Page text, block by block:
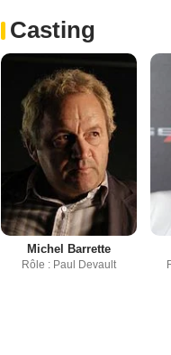
Casting
Michel Barrette
Rôle : Paul Devault